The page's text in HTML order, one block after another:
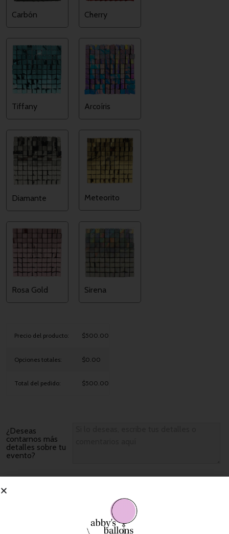
Carbón Cherry
Tiffany Arcoíris
Diamante Meteorito
Rosa Gold Sirena
Precio del producto: $500.00
Opciones totales: $0.00
Total del pedido: $500.00
¿Deseas
contarnos más
detalles sobre tu
evento?
Añadir Al Carrito